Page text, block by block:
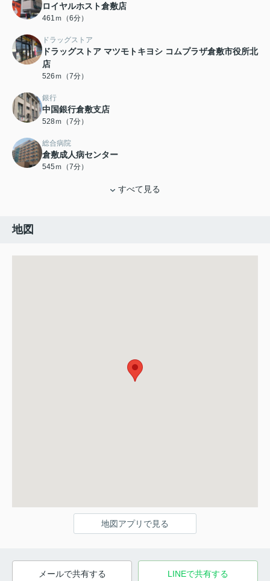
ロイヤルホスト倉敷店
461ｍ（6分）
ドラッグストア
ドラッグストア マツモトキヨシ コムプラザ倉敷市役所北
店
526ｍ（7分）
銀行
中国銀行倉敷支店
528ｍ（7分）
総合病院
倉敷成人病センター
545ｍ（7分）
すべて見る
地図
地図アプリで見る
メールで共有する LINEで共有する